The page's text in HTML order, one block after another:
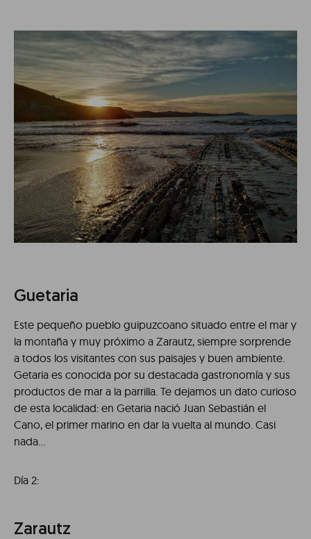
Guetaria
Este pequeño pueblo guipuzcoano situado entre el mar y
la montaña y muy próximo a Zarautz, siempre sorprende
a todos los visitantes con sus paisajes y buen ambiente.
Getaria es conocida por su destacada gastronomía y sus
productos de mar a la parrilla. Te dejamos un dato curioso
de esta localidad: en Getaria nació Juan Sebastián el
Cano, el primer marino en dar la vuelta al mundo. Casi
nada…
Día 2:
Zarautz